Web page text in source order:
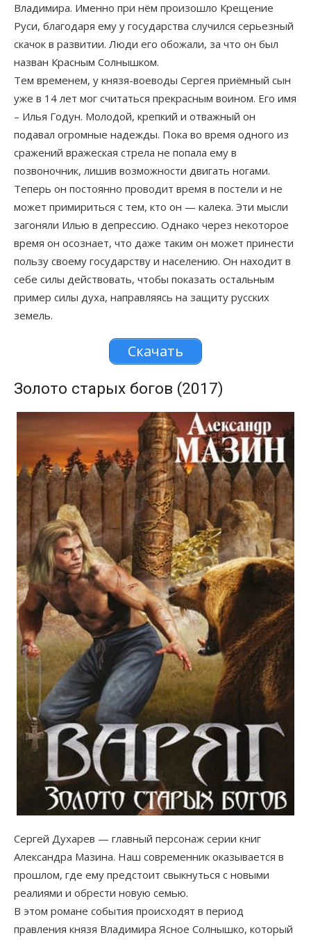
Владимира. Именно при нём произошло Крещение
Руси, благодаря ему у государства случился серьезный
скачок в развитии. Люди его обожали, за что он был
назван Красным Солнышком.
Тем временем, у князя-воеводы Сергея приёмный сын
уже в 14 лет мог считаться прекрасным воином. Его имя
– Илья Годун. Молодой, крепкий и отважный он
подавал огромные надежды. Пока во время одного из
сражений вражеская стрела не попала ему в
позвоночник, лишив возможности двигать ногами.
Теперь он постоянно проводит время в постели и не
может примириться с тем, кто он — калека. Эти мысли
загоняли Илью в депрессию. Однако через некоторое
время он осознает, что даже таким он может принести
пользу своему государству и населению. Он находит в
себе силы действовать, чтобы показать остальным
пример силы духа, направляясь на защиту русских
земель.
Скачать
Золото старых богов (2017)
Сергей Духарев — главный персонаж серии книг
Александра Мазина. Наш современник оказывается в
прошлом, где ему предстоит свыкнуться с новыми
реалиями и обрести новую семью.
В этом романе события происходят в период
правления князя Владимира Ясное Солнышко, который